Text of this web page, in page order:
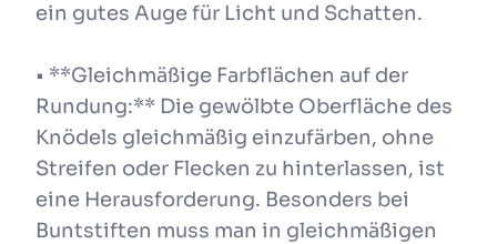
ein gutes Auge für Licht und Schatten.
• **Gleichmäßige Farbflächen auf der
Rundung:** Die gewölbte Oberfläche des
Knödels gleichmäßig einzufärben, ohne
Streifen oder Flecken zu hinterlassen, ist
eine Herausforderung. Besonders bei
Buntstiften muss man in gleichmäßigen